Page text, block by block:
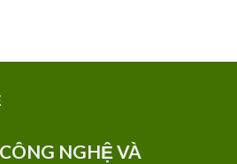
NGHỆ VÀ